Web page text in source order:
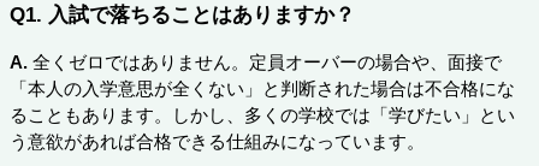
Q1. 入試で落ちることはありますか？
A. 全くゼロではありません。定員オーバーの場合や、面接で
「本人の入学意思が全くない」と判断された場合は不合格にな
ることもあります。しかし、多くの学校では「学びたい」とい
う意欲があれば合格できる仕組みになっています。